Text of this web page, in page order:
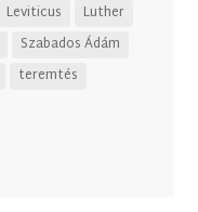
Leviticus
Luther
Szabados Ádám
teremtés